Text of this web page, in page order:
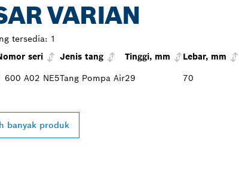
VARIAN
tersedia: 1
seri Jenis tang Tinggi, mm Lebar, mm
600 A02 NE5Tang Pompa Air29 70
banyak produk